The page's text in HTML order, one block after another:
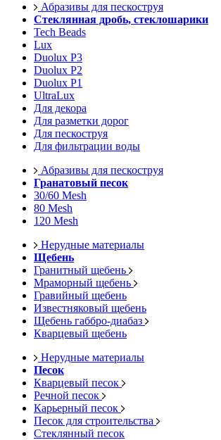
Абразивы для пескоструя
Стеклянная дробь, стеклошарики
Tech Beads
Lux
Duolux P3
Duolux P2
Duolux P1
UltraLux
Для декора
Для разметки дорог
Для пескоструя
Для фильтрации воды
Абразивы для пескоструя
Гранатовый песок
30/60 Mesh
80 Mesh
120 Mesh
Нерудные материалы
Щебень
Гранитный щебень
Мраморный щебень
Гравийный щебень
Известняковый щебень
Щебень габбро-диабаз
Кварцевый щебень
Нерудные материалы
Песок
Кварцевый песок
Речной песок
Карьерный песок
Песок для строительства
Стеклянный песок